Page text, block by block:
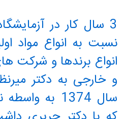
3 سال کار در
نسبت به انواع مواد
انواع برندها و شرکت
و خارجی به دکتر
سال 1374 به